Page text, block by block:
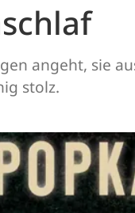
angeht, sie
stolz.